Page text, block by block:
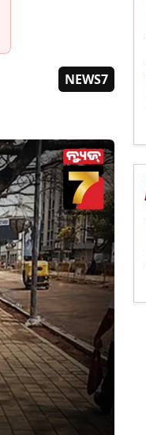
NEWS7